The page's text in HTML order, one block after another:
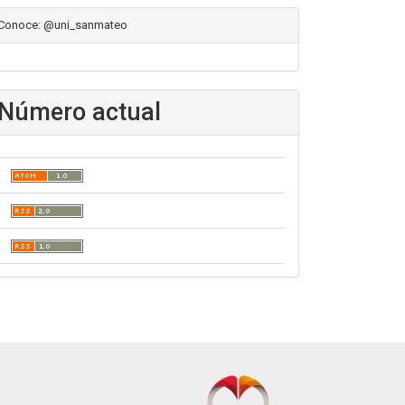
@uni_sanmateo
Número actual